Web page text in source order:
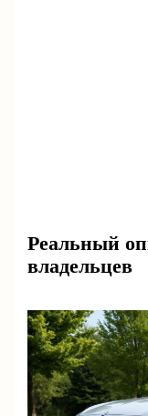
Реальный
владельцев